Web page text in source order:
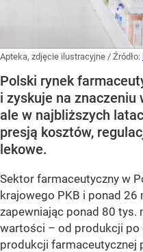
Apteka, zdjęcie ilustracyjne / Źródło:
Polski rynek
i zyskuje na znaczeniu
ale w najbliższych
presją kosztów,
lekowe.
Sektor farmaceutyczny w
krajowego PKB i ponad 26
zapewniając ponad 80 tys.
wartości – od produkcji po
produkcji farmaceutycznej